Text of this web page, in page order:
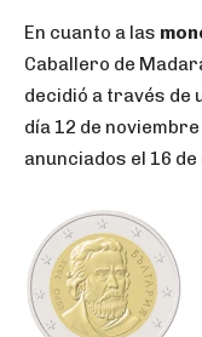
En cuanto a las
Caballero de
decidió a través de
día 12 de
anunciados el 16